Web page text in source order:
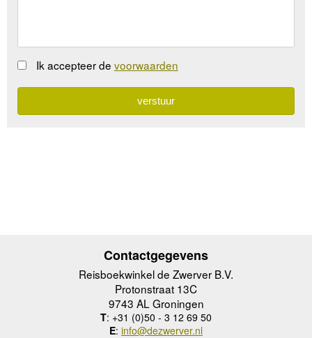
Ik accepteer de voorwaarden
Contactgegevens
Reisboekwinkel de Zwerver B.V.
Protonstraat 13C
9743 AL Groningen
T: +31 (0)50 - 3 12 69 50
E: info@dezwerver.nl